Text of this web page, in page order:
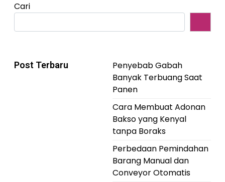
Cari
Post Terbaru
Penyebab Gabah
Banyak Terbuang Saat
Panen
Cara Membuat Adonan
Bakso yang Kenyal
tanpa Boraks
Perbedaan Pemindahan
Barang Manual dan
Conveyor Otomatis